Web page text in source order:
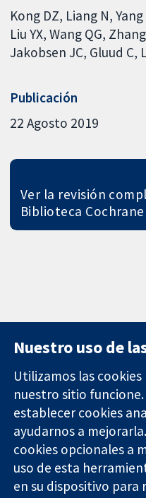
Kong DZ Liang N Yang
Liu YX Wang QG
Jakobsen JC Gluud C
Publicación
22 Agosto 2019
Ver la revisión
Biblioteca Cochrane
Evidencia fiable.
Decisiones
informadas.
Mejor salud.
11-13
Square
W1G
Nuestro uso de
Utilizamos las
nuestro sitio
establecer cookies
ayudarnos a
cookies opcionales a
uso de esta
en su dispositivo para